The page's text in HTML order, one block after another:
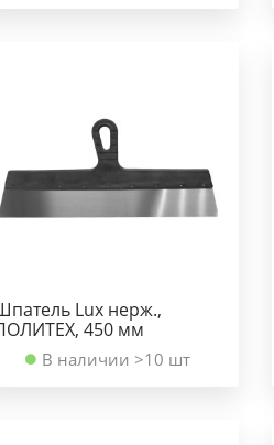
Lux нерж.,
450 мм
В наличии >10 шт